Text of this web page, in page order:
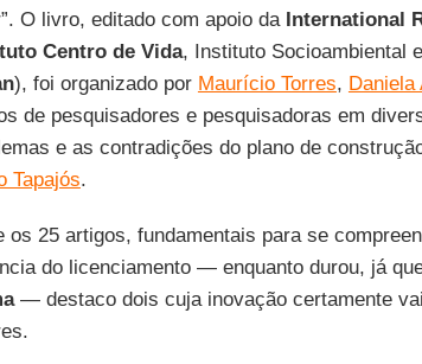
O livro, editado com apoio da International
Centro de Vida, Instituto Socioambiental
), foi organizado por Maurício Torres, Daniela
de pesquisadores e pesquisadoras em
e as contradições do plano de
Tapajós.
os 25 artigos, fundamentais para se
do licenciamento — enquanto durou, já
— destaco dois cuja inovação certamente